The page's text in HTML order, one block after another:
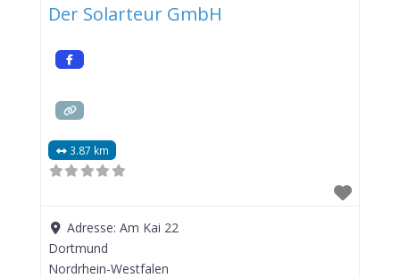
Der Solarteur GmbH
3.87 km
Adresse:Am Kai 22
Dortmund
Nordrhein-Westfalen